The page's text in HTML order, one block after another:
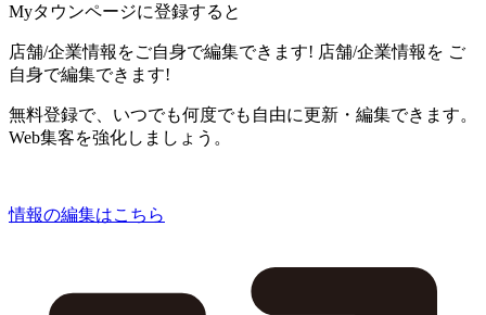
Myタウンページに登録すると
店舗/企業情報をご自身で編集できます! 店舗/企業情報を ご
自身で編集できます!
無料登録で、いつでも何度でも自由に更新・編集できます。
Web集客を強化しましょう。
情報の編集はこちら